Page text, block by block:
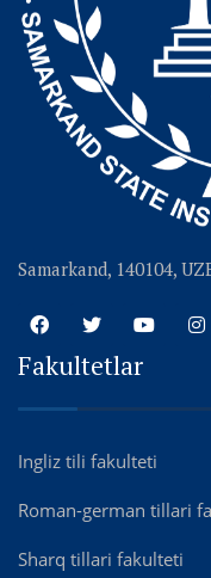
Samarkand, 140104,
Fakultetlar
Ingliz tili fakulteti
Roman-german tillari
Sharq tillari fakulteti